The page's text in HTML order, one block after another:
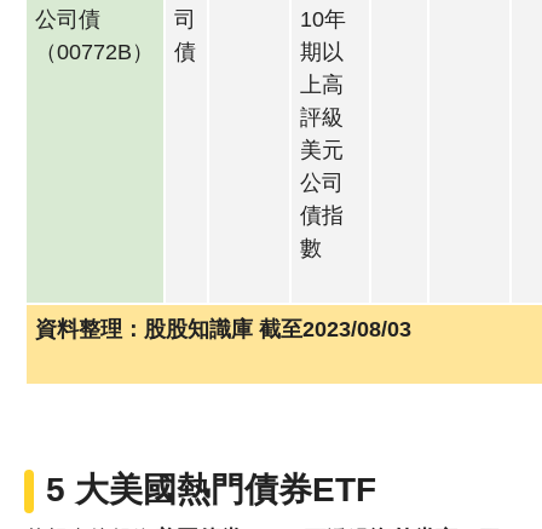
公司債
（00772B）
司
債
10年
期以
上高
評級
美元
公司
債指
數
資料整理：股股知識庫 截至2023/08/03
5 大美國熱門債券ETF